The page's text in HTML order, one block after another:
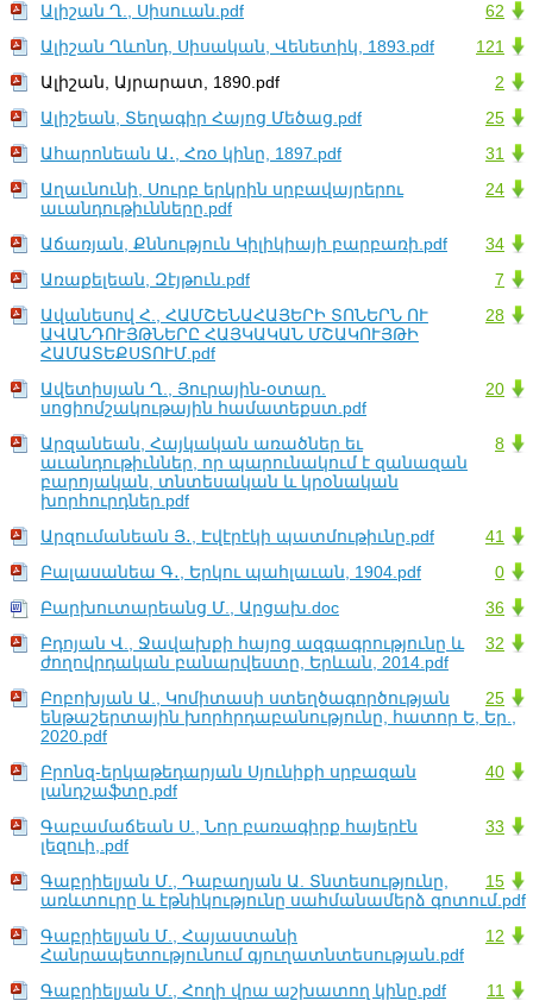
62
Ալիշան Ղ., Սիսուան.pdf
121
Ալիշան Ղևոնդ, Սիսական, Վենետիկ, 1893.pdf
2
Ալիշան, Այրարատ, 1890.pdf
25
Ալիշեան, Տեղագիր Հայոց Մեծաց.pdf
31
Ահարոնեան Ա․, Հռօ կինը, 1897.pdf
24
Աղաւնունի, Սուրբ երկրին սրբավայրերու
աւանդութիւնները.pdf
34
Աճառյան, Քննություն Կիլիկիայի բարբառի.pdf
7
Առաքելեան, Զէյթուն.pdf
28
Ավանեսով Հ., ՀԱՄՇԵՆԱՀԱՅԵՐԻ ՏՈՆԵՐՆ ՈՒ
ԱՎԱՆԴՈՒՅԹՆԵՐԸ ՀԱՅԿԱԿԱՆ ՄՇԱԿՈՒՅԹԻ
ՀԱՄԱՏԵՔՍՏՈՒՄ.pdf
20
Ավետիսյան Ղ., Յուրային-օտար.
սոցիոմշակութային համատեքստ.pdf
8
Արզանեան, Հայկական առածներ եւ
աւանդութիւններ, որ պարունակում է զանազան
բարոյական, տնտեսական և կրօնական
խորհուրդներ.pdf
41
Արզումանեան Յ․, Էվէրէկի պատմութիւնը.pdf
0
Բալասանեա Գ․, Երկու պահլաւան, 1904.pdf
36
Բարխուտարեանց Մ., Արցախ.doc
32
Բդոյան Վ., Ջավախքի հայոց ազգագրությունը և
ժողովրդական բանարվեստը, Երևան, 2014.pdf
25
Բոբոխյան Ա., Կոմիտասի ստեղծագործության
ենթաշերտային խորհրդաբանությունը, հատոր Ե, Եր.,
2020.pdf
40
Բրոնզ-երկաթեդարյան Սյունիքի սրբազան
լանդշաֆտը.pdf
33
Գաբամաճեան Ս., Նոր բառագիրք հայերէն
լեզուի,.pdf
15
Գաբրիելյան Մ., Դաբաղյան Ա. Տնտեսությունը,
առևտուրը և էթնիկությունը սահմանամերձ գոտում.pdf
12
Գաբրիելյան Մ., Հայաստանի
Հանրապետությունում գյուղատնտեսության.pdf
11
Գաբրիելյան Մ., Հողի վրա աշխատող կինը.pdf